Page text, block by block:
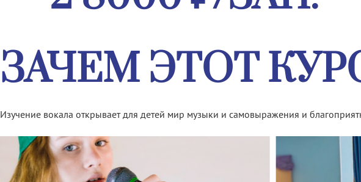
ЗАЧЕМ ЭТОТ
Изучение вокала открывает для детей мир музыки и самовыражения и